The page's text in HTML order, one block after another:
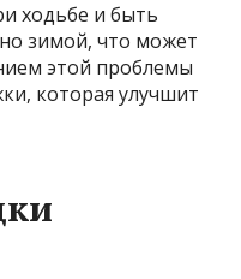
ходьбе и быть
зимой, что может
этой проблемы
которая улучшит